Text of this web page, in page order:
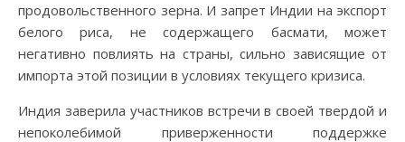
продовольственного зерна. И запрет Индии на экспорт
белого риса, не содержащего басмати, может
негативно повлиять на страны, сильно зависящие от
импорта этой позиции в условиях текущего кризиса.
Индия заверила участников встречи в своей твердой и
непоколебимой приверженности поддержке